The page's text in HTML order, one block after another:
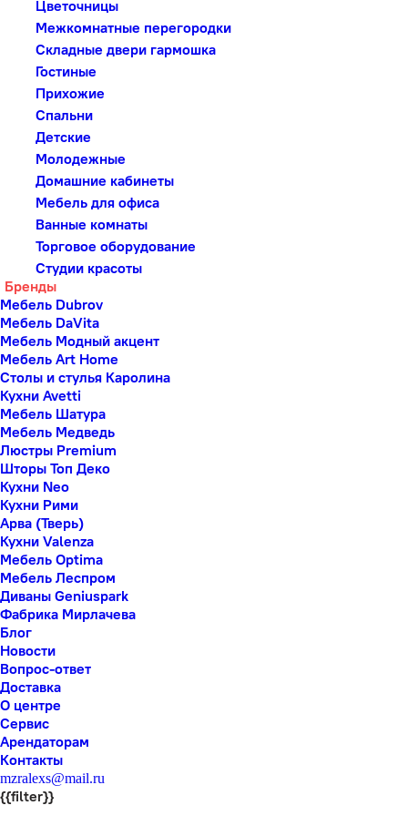
Цветочницы
Межкомнатные перегородки
Складные двери гармошка
Гостиные
Прихожие
Спальни
Детские
Молодежные
Домашние кабинеты
Мебель для офиса
Ванные комнаты
Торговое оборудование
Студии красоты
Бренды
Мебель Dubrov
Мебель DaVita
Мебель Модный акцент
Мебель Art Home
Столы и стулья Каролина
Кухни Avetti
Мебель Шатура
Мебель Медведь
Люстры Premium
Шторы Топ Деко
Кухни Neo
Кухни Рими
Арва (Тверь)
Кухни Valenza
Мебель Optima
Мебель Леспром
Диваны Geniuspark
Фабрика Мирлачева
Блог
Новости
Вопрос-ответ
Доставка
О центре
Сервис
Арендаторам
Контакты
mzralexs@mail.ru
{{filter}}